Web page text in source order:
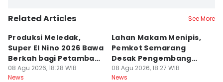
Related Articles See More
Produksi Meledak,
Super El Nino 2026 Bawa
Berkah bagi Petambak
Garam
08 Agu 2026, 18:28 WIB
News
Lahan Makam Menipis,
Pemkot Semarang
Desak Pengembang
Serahkan PSU
08 Agu 2026, 18:27 WIB
News